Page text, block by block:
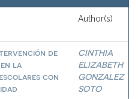
Author(s)
de
la
con
CINTHIA
ELIZABETH
GONZALEZ
SOTO